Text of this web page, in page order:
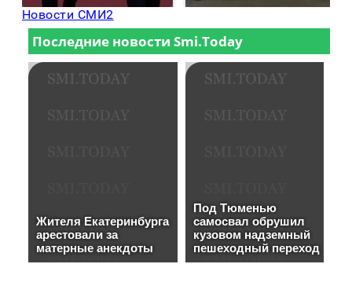
Новости СМИ2